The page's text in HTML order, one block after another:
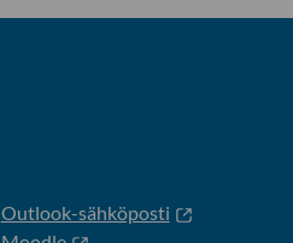
Outlook-sähköposti